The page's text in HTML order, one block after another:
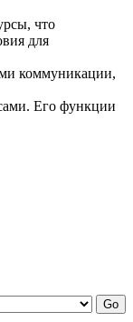
что
для
коммуникации,
Его функции